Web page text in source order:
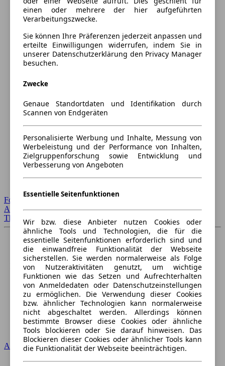
Forum Startseite
Alle Auto-Foren
Themen-Forum
Audi
einen oder mehrere der hier aufgeführten
Verarbeitungszwecke.
Sie können Ihre Präferenzen jederzeit anpassen und
erteilte Einwilligungen widerrufen, indem Sie in
unserer Datenschutzerklärung den Privacy Manager
besuchen.
Zwecke
Genaue Standortdaten und Identifikation durch
Scannen von Endgeräten
Personalisierte Werbung und Inhalte, Messung von
Werbeleistung und der Performance von Inhalten,
Zielgruppenforschung sowie Entwicklung und
Verbesserung von Angeboten
Essentielle Seitenfunktionen
Wir bzw. diese Anbieter nutzen Cookies oder
ähnliche Tools und Technologien, die für die
essentielle Seitenfunktionen erforderlich sind und
die einwandfreie Funktionalität der Webseite
sicherstellen. Sie werden normalerweise als Folge
von Nutzeraktivitäten genutzt, um wichtige
Funktionen wie das Setzen und Aufrechterhalten
von Anmeldedaten oder Datenschutzeinstellungen
zu ermöglichen. Die Verwendung dieser Cookies
bzw. ähnlicher Technologien kann normalerweise
nicht abgeschaltet werden. Allerdings können
bestimmte Browser diese Cookies oder ähnliche
Tools blockieren oder Sie darauf hinweisen. Das
Blockieren dieser Cookies oder ähnlicher Tools kann
die Funktionalität der Webseite beeinträchtigen.